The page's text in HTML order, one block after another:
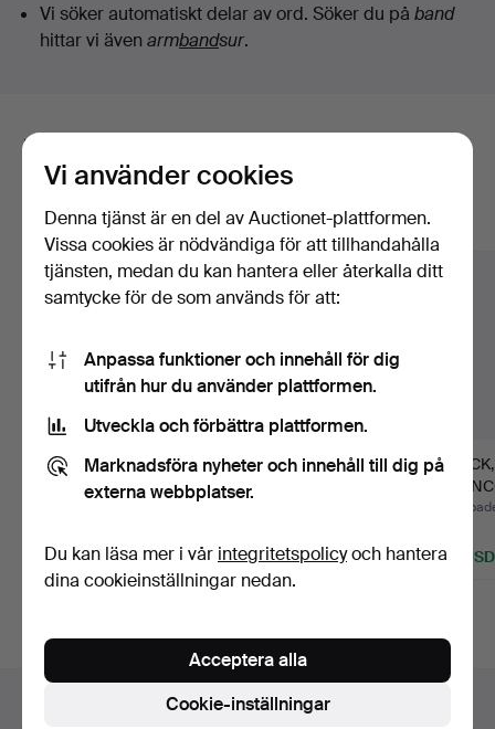
Vi söker automatiskt delar av ord. Söker du på band
hittar vi även armbandsur.
Här är föremål från vårt arkiv som
matchar din sökning
Visa alla föremål
BILDKARTA ÖVER
NORDAMERIKA.
43 USD
SKOLPLANSCHER, 3
st, "samhällskunskap",
43 USD 32 USD
Sidfotsnavigation
Vi använder cookies
Denna tjänst är en del av Auctionet-plattformen.
Vissa cookies är nödvändiga för att tillhandahålla
tjänsten, medan du kan hantera eller återkalla ditt
samtycke för de som används för att:
Anpassa funktioner och innehåll för dig
utifrån hur du använder plattformen.
Utveckla och förbättra plattformen.
Marknadsföra nyheter och innehåll till dig på
externa webbplatser.
Du kan läsa mer i vår integritetspolicyoch hantera
dina cookieinställningar nedan.
Cookie-inställningar
Acceptera alla